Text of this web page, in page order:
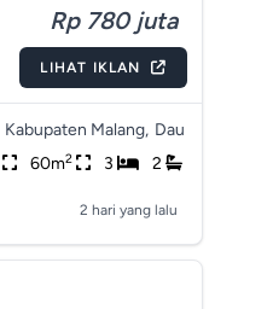
Rp 780 juta
LIHAT IKLAN
Kabupaten Malang, Dau
60m2 3 2
2 hari yang lalu